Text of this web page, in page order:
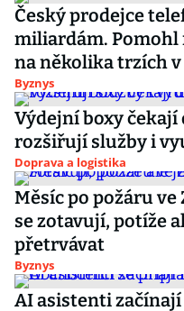
Český prodejce
miliardám. Pomohl
na několika trzích v
Byznys
Výdejní boxy čekají
rozšiřují služby i
Doprava a logistika
Měsíc po požáru ve
se zotavují, potíže
přetrvávat
Byznys
AI asistenti